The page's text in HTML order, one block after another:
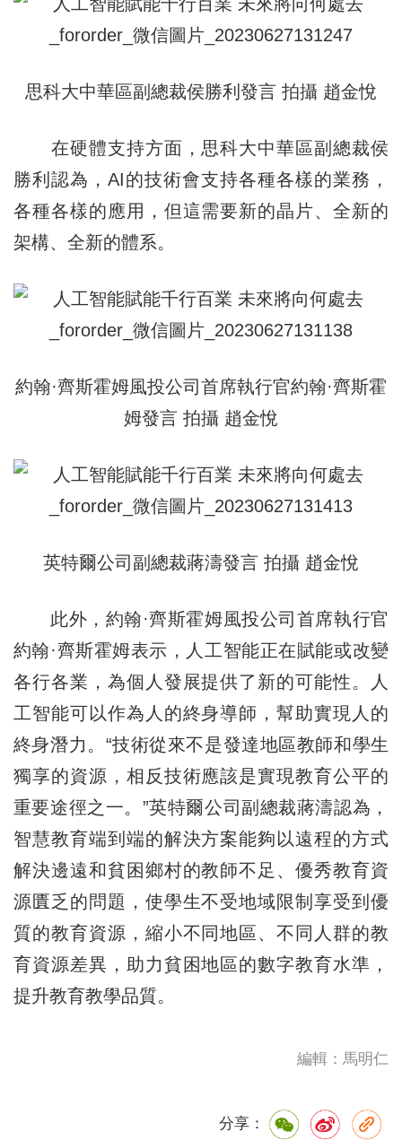
思科大中華區副總裁侯勝利 發言 拍攝 趙金悅
在硬體支持方面，思科大中華區副總裁侯
勝利認為，AI的技術會支持各種各樣的業務，
各種各樣的應用，但這需要新的晶片、全新的
架構、全新的體系。
約翰·齊斯霍姆風投公司首席執行官約翰·齊斯霍
姆發言 拍攝 趙金悅
英特爾公司副總裁蔣濤發言 拍攝 趙金悅
此外，約翰·齊斯霍姆風投公司首席執行官
約翰·齊斯霍姆表示，人工智能正在賦能或改變
各行各業，為個人發展提供了新的可能性。人
工智能可以作為人的終身導師，幫助實現人的
終身潛力。“技術從來不是發達地區教師和學生
獨享的資源，相反技術應該是實現教育公平的
重要途徑之一。”英特爾公司副總裁蔣濤認為，
智慧教育端到端的解決方案能夠以遠程的方式
解決邊遠和貧困鄉村的教師不足、優秀教育資
源匱乏的問題，使學生不受地域限制享受到優
質的教育資源，縮小不同地區、不同人群的教
育資源差異，助力貧困地區的數字教育水準，
提升教育教學品質。
編輯：馬明仁
分享：